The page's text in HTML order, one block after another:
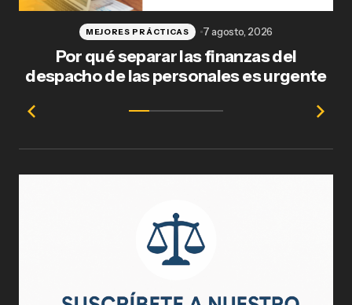
Por qué separar las finanzas del
despacho de las personales es urgente
MEJORES PRÁCTICAS 7 agosto, 2026